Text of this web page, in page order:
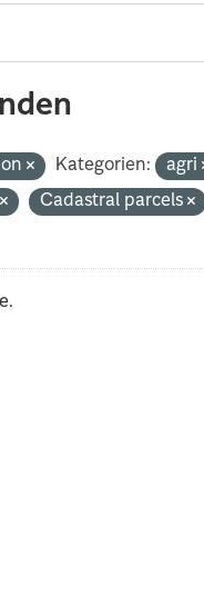
Kategorien:
agri
Cadastral parcels